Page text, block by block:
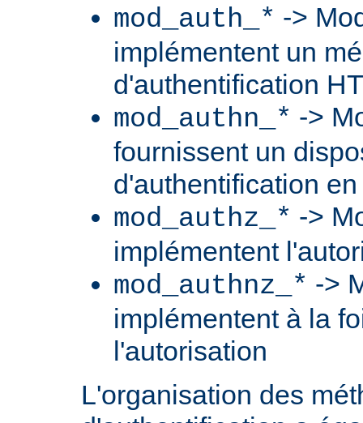
mod_auth_* ->
implémentent un
d'authentification
mod_authn_* ->
fournissent un
d'authentification
mod_authz_* ->
implémentent
mod_authnz_* ->
implémentent à la
l'autorisation
L'organisation des